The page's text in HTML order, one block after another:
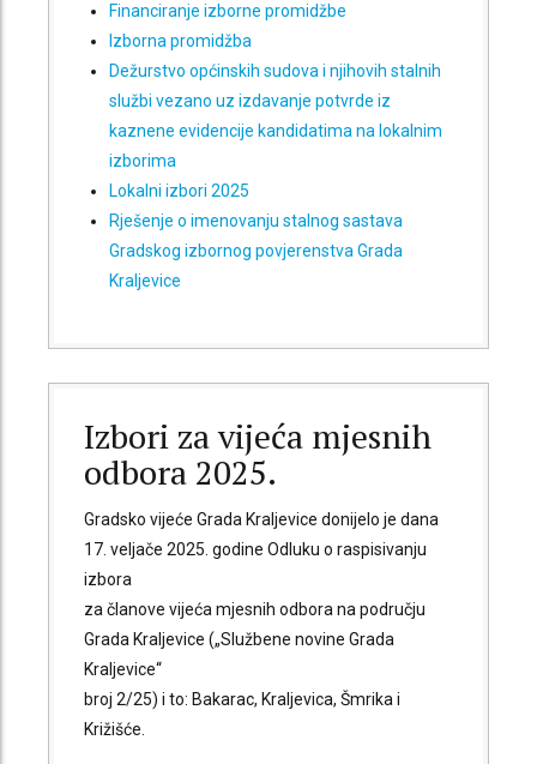
Financiranje izborne promidžbe
Izborna promidžba
Dežurstvo općinskih sudova i njihovih stalnih
službi vezano uz izdavanje potvrde iz
kaznene evidencije kandidatima na lokalnim
izborima
Lokalni izbori 2025
Rješenje o imenovanju stalnog sastava
Gradskog izbornog povjerenstva Grada
Kraljevice
Izbori za vijeća mjesnih
odbora 2025.
Gradsko vijeće Grada Kraljevice donijelo je dana
17. veljače 2025. godine Odluku o raspisivanju
izbora
za članove vijeća mjesnih odbora na području
Grada Kraljevice („Službene novine Grada
Kraljevice“
broj 2/25) i to: Bakarac, Kraljevica, Šmrika i
Križišće.